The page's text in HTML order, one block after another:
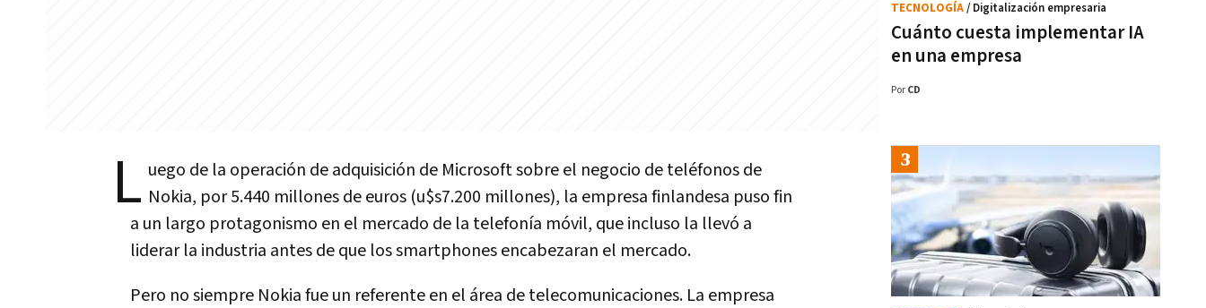
L uego de la operación de adquisición de Microsoft sobre el negocio de teléfonos de
Nokia, por 5.440 millones de euros (u$s7.200 millones), la empresa finlandesa puso fin
a un largo protagonismo en el mercado de la telefonía móvil, que incluso la llevó a
liderar la industria antes de que los smartphones encabezaran el mercado.
Pero no siempre Nokia fue un referente en el área de telecomunicaciones. La empresa
Cuánto cuesta implementar IA
en una empresa
TECNOLOGÍA/ Digitalización empresaria
Por CD